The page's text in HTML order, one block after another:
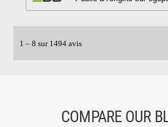
COMPARE OUR